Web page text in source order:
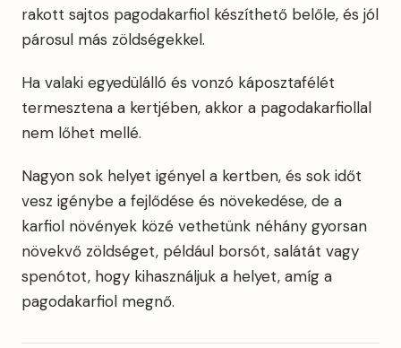
rakott sajtos pagodakarfiol készíthető belőle, és jól
párosul más zöldségekkel.
Ha valaki egyedülálló és vonzó káposztafélét
termesztena a kertjében, akkor a pagodakarfiollal
nem lőhet mellé.
Nagyon sok helyet igényel a kertben, és sok időt
vesz igénybe a fejlődése és növekedése, de a
karfiol növények közé vethetünk néhány gyorsan
növekvő zöldséget, például borsót, salátát vagy
spenótot, hogy kihasználjuk a helyet, amíg a
pagodakarfiol megnő.